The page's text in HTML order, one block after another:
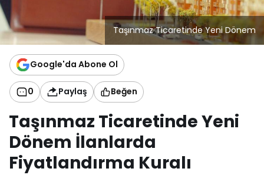
Taşınmaz Ticaretinde Yeni Dönem
Google'da Abone Ol
0 Paylaş Beğen
Taşınmaz Ticaretinde Yeni
Dönem İlanlarda
Fiyatlandırma Kuralı